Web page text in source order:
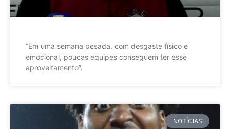
”Em uma semana pesada, com desgaste físico e
emocional, poucas equipes conseguem ter esse
aproveitamento”.
NOTÍCIAS